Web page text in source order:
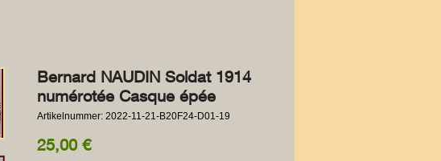
Bernard NAUDIN Soldat 1914
numérotée Casque épée
Artikelnummer: 2022-11-21-B20F24-D01-19
25,00 €Preis